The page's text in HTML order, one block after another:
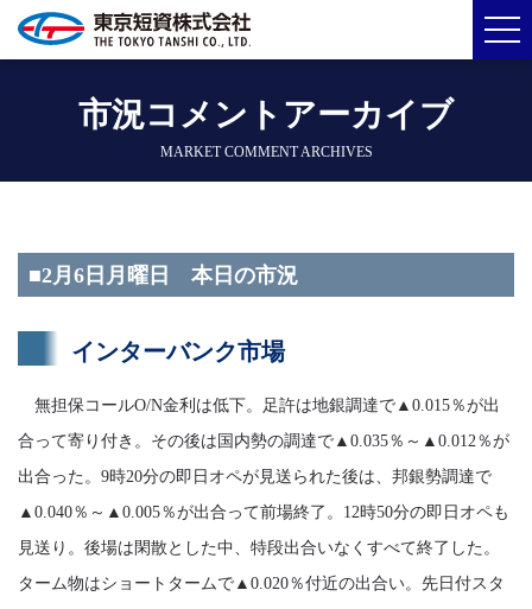
市況コメントアーカイブ
MARKET COMMENT ARCHIVES
■2月6日月曜日 本日の市況
インターバンク市場
無担保コールO/N金利は低下。足許は地銀調達で▲0.015％が出
合って寄り付き。その後は国内勢の調達で▲0.035％～▲0.012％が
出合った。9時20分の即日オペが見送られた後は、邦銀勢調達で
▲0.040％～▲0.005％が出合って前場終了。12時50分の即日オペも
見送り。後場は閑散とした中、特段出合いなくすべて終了した。
ターム物はショートタームで▲0.020％付近の出合い。先日付スタ